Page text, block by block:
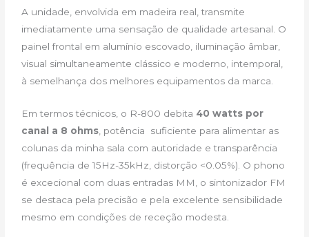
A unidade, envolvida em madeira real, transmite
imediatamente uma sensação de qualidade artesanal. O
painel frontal em alumínio escovado, iluminação âmbar,
visual simultaneamente clássico e moderno, intemporal,
à semelhança dos melhores equipamentos da marca.
Em termos técnicos, o R-800 debita 40 watts por
canal a 8 ohms, potência suficiente para alimentar as
colunas da minha sala com autoridade e transparência
(frequência de 15Hz-35kHz, distorção <0.05%). O phono
é excecional com duas entradas MM, o sintonizador FM
se destaca pela precisão e pela excelente sensibilidade
mesmo em condições de receção modesta.